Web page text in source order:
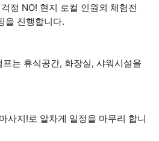
정 NO! 현지 로컬 인원외 체험전
을 진행합니다.
는 휴식공간, 화장실, 샤워시설을
사지!로 알차게 일정을 마무리 합니